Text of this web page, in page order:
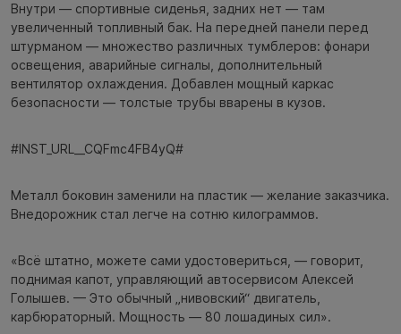
Внутри — спортивные сиденья, задних нет — там
увеличенный топливный бак. На передней панели перед
штурманом — множество различных тумблеров: фонари
освещения, аварийные сигналы, дополнительный
вентилятор охлаждения. Добавлен мощный каркас
безопасности — толстые трубы вварены в кузов.
#INST_URL__CQFmc4FB4yQ#
Металл боковин заменили на пластик — желание заказчика.
Внедорожник стал легче на сотню килограммов.
«Всё штатно, можете сами удостовериться, — говорит,
поднимая капот, управляющий автосервисом Алексей
Голышев. — Это обычный „нивовский“ двигатель,
карбюраторный. Мощность — 80 лошадиных сил».